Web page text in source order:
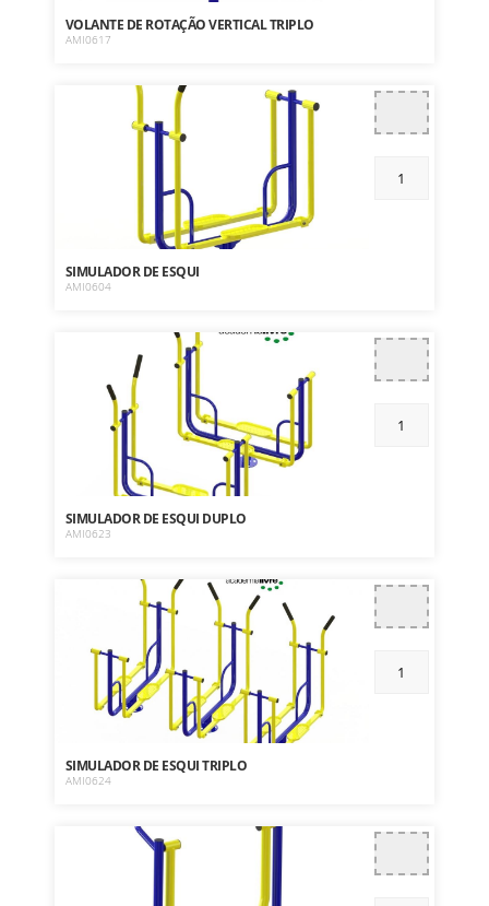
VOLANTE DE ROTAÇÃO VERTICAL TRIPLO
AMI0617
SIMULADOR DE ESQUI
AMI0604
SIMULADOR DE ESQUI DUPLO
AMI0623
SIMULADOR DE ESQUI TRIPLO
AMI0624